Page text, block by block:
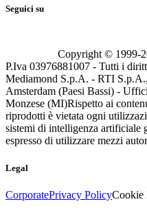
Seguici su
Copyright © 1999-
P.Iva 03976881007 - Tutti i
Mediamond S.p.A. - RTI
Amsterdam (Paesi Bassi) -
Monzese (MI)Rispetto ai
riprodotti è vietata ogni
sistemi di intelligenza artificiale
espresso di utilizzare mezzi
Legal
CorporatePrivacy PolicyCookie